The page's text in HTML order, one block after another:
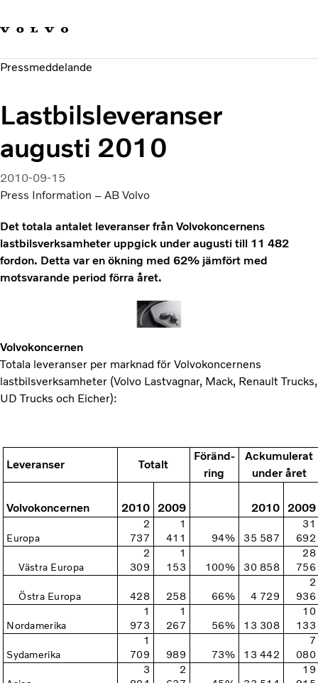
Hållbara transporter
Investerare
Pressmeddelande
Lastbilsleveranser
augusti 2010
2010-09-15
Press Information – AB Volvo
Det totala antalet leveranser från Volvokoncernens
lastbilsverksamheter uppgick under augusti till 11 482
fordon. Detta var en ökning med 62% jämfört med
motsvarande period förra året.
Volvokoncernen
Totala leveranser per marknad för Volvokoncernens
lastbilsverksamheter (Volvo Lastvagnar, Mack, Renault Trucks,
UD Trucks och Eicher):
Leveranser Totalt
Föränd-
ring
Ackumulerat
under året
Volvokoncernen 2010 2009 2010 2009
Europa
2
737
1
411
94% 35 587
31
692
Västra Europa
2
309
1
153
100% 30 858
28
756
Östra Europa 428 258 66% 4 729
2
936
Nordamerika
1
973
1
267
56% 13 308
10
133
Sydamerika
1
709
989 73% 13 442
7
080
3
2
19